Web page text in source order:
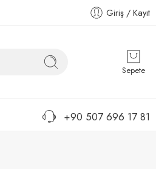
Giriş / Kayıt
Sepete
+90 507 696 17 81